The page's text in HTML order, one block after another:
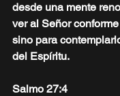
desde una mente
ver al Señor
sino para
del Espíritu.
Salmo 27:4